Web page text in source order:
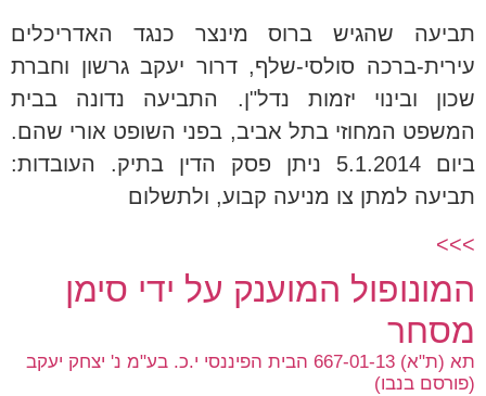
תביעה שהגיש ברוס מינצר כנגד האדריכלים
עירית-ברכה סולסי-שלף, דרור יעקב גרשון וחברת
שכון ובינוי יזמות נדל"ן. התביעה נדונה בבית
המשפט המחוזי בתל אביב, בפני השופט אורי שהם.
ביום 5.1.2014 ניתן פסק הדין בתיק. העובדות:
תביעה למתן צו מניעה קבוע, ולתשלום
>>>
המונופול המוענק על ידי סימן
מסחר
תא (ת"א) 667-01-13 הבית הפיננסי י.כ. בע"מ נ' יצחק יעקב
(פורסם בנבו)